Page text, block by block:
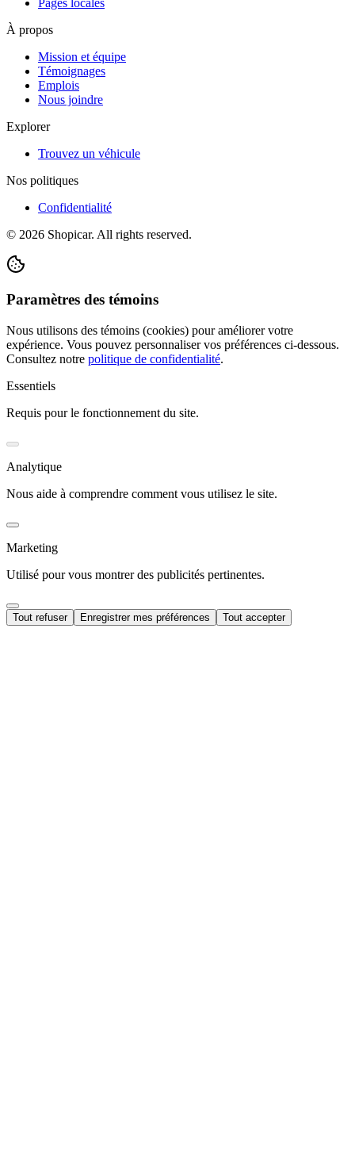
À propos
Mission et équipe
Témoignages
Emplois
Nous joindre
Explorer
Trouvez un véhicule
Nos politiques
Confidentialité
© 2026 Shopicar. All rights reserved.
Paramètres des témoins
Nous utilisons des témoins (cookies) pour améliorer votre
expérience. Vous pouvez personnaliser vos préférences ci-dessous.
Consultez notre politique de confidentialité.
Essentiels
Requis pour le fonctionnement du site.
Analytique
Nous aide à comprendre comment vous utilisez le site.
Marketing
Utilisé pour vous montrer des publicités pertinentes.
Tout refuser Enregistrer mes préférences Tout accepter